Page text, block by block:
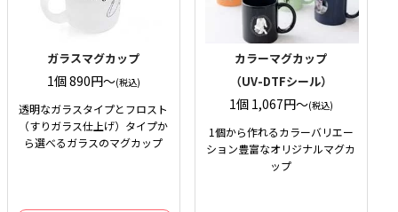
ガラスマグカップ
1個 890円〜(税込)
透明なガラスタイプとフロスト
（すりガラス仕上げ）タイプか
ら選べるガラスのマグカップ
カラーマグカップ
（UV-DTFシール）
1個 1,067円〜(税込)
1個から作れるカラーバリエー
ション豊富なオリジナルマグカ
ップ